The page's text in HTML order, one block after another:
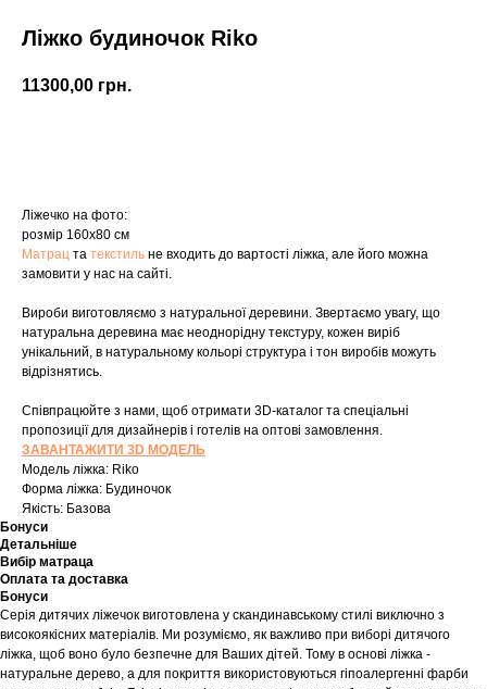
Ліжко будиночок Riko
11300,00 грн.
Ліжечко на фото:
розмір 160х80 см
Матрац та текстиль не входить до вартості ліжка, але його можна
замовити у нас на сайті.
Вироби виготовляємо з натуральної деревини. Звертаємо увагу, що
натуральна деревина має неоднорідну текстуру, кожен виріб
унікальний, в натуральному кольорі структура і тон виробів можуть
відрізнятись.
Співпрацюйте з нами, щоб отримати 3D-каталог та спеціальні
пропозиції для дизайнерів і готелів на оптові замовлення.
ЗАВАНТАЖИТИ 3D МОДЕЛЬ
Модель ліжка: Riko
Форма ліжка: Будиночок
Якість: Базова
Бонуси
Детальніше
Вибір матраца
Оплата та доставка
Бонуси
Серія дитячих ліжечок виготовлена у скандинавському стилі виключно з
високоякісних матеріалів. Ми розуміємо, як важливо при виборі дитячого
ліжка, щоб воно було безпечне для Ваших дітей. Тому в основі ліжка -
натуральне дерево, а для покриття використовуються гіпоалергенні фарби